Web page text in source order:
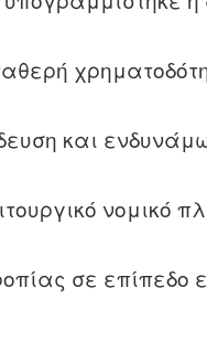
και
νομικό
σε επίπεδο